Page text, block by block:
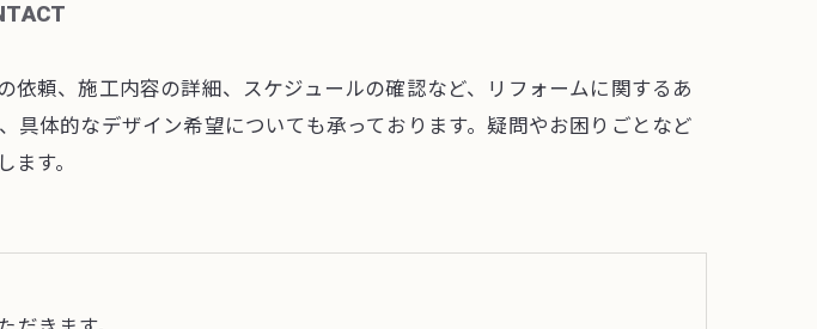
頼、施工内容の詳細、スケジュールの確認など、リフォームに関するあ
体的なデザイン希望についても承っております。疑問やお困りごとなど
す。